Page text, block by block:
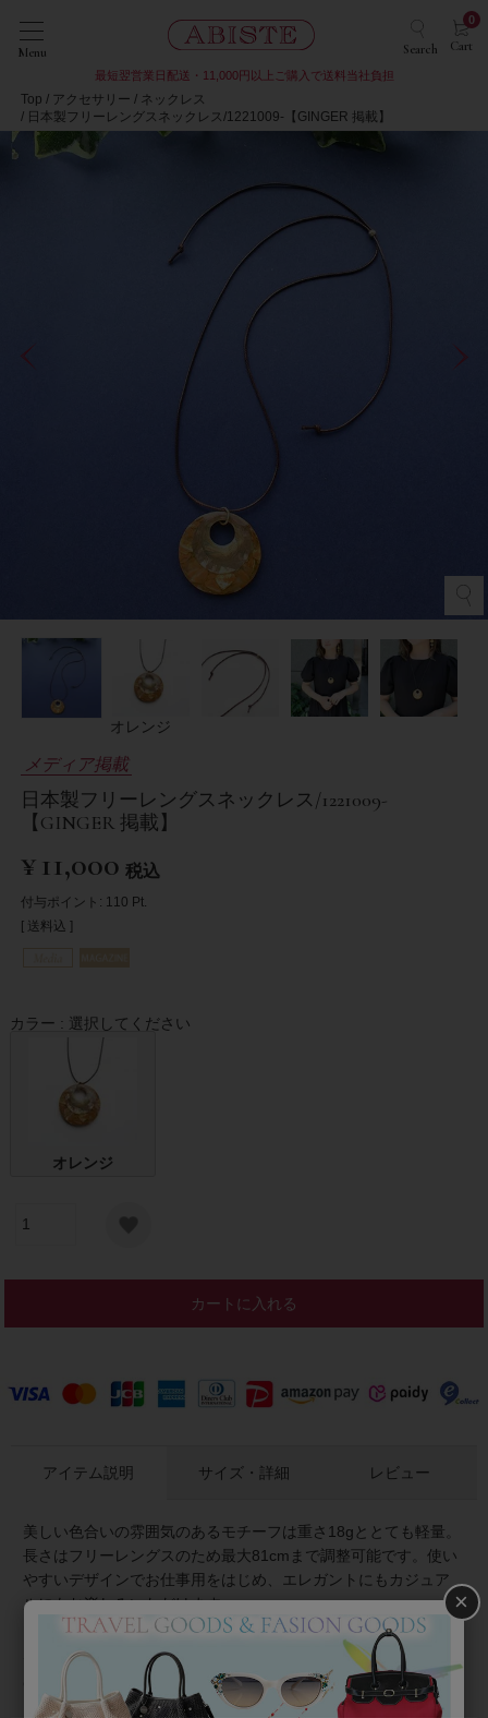
Menu Search Cart
0
最短翌営業日配送・11,000円以上ご購入で送料当社負担
Top アクセサリー
ネックレス
日本製フリーレングスネックレス/1221009-【GINGER 掲載】
オレンジ
メディア掲載
日本製フリーレングスネックレス/1221009-
【GINGER 掲載】
¥11,000 税込
付与ポイント: 110 Pt.
送料込
カラー 選択してください
オレンジ
カートに入れる
アイテム説明
美しい色合いの雰囲気のあるモチーフは重さ18gととても軽量。
長さはフリーレングスのため最大81cmまで調整可能です。使い
やすいデザインでお仕事用をはじめ、エレガントにもカジュア
ルにもお楽しみいただけます。
★雑誌掲載アイテム★
サイズ・詳細 レビュー
×